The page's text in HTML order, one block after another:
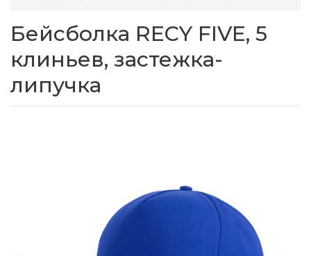
Бейсболка RECY FIVE, 5
клиньев, застежка-
липучка